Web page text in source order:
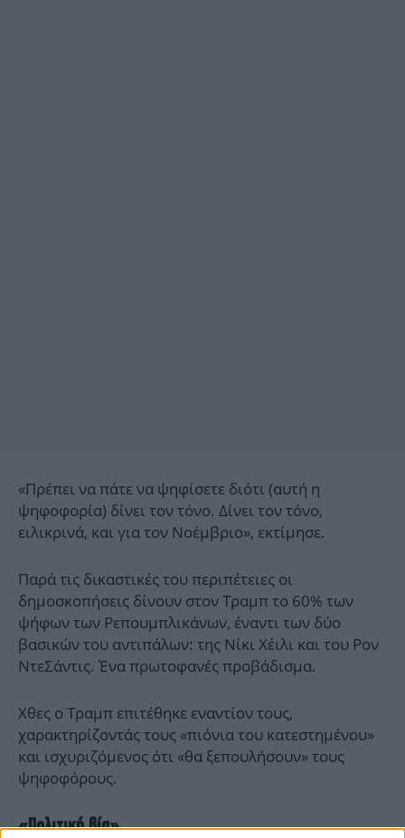
«Πρέπει να πάτε να ψηφίσετε διότι (αυτή η
ψηφοφορία) δίνει τον τόνο. Δίνει τον τόνο,
ειλικρινά, και για τον Νοέμβριο», εκτίμησε.
Παρά τις δικαστικές του περιπέτειες οι
δημοσκοπήσεις δίνουν στον Τραμπ το 60% των
ψήφων των Ρεπουμπλικάνων, έναντι των δύο
βασικών του αντιπάλων: της Νίκι Χέιλι και του Ρον
ΝτεΣάντις. Ένα πρωτοφανές προβάδισμα.
Χθες ο Τραμπ επιτέθηκε εναντίον τους,
χαρακτηρίζοντάς τους «πιόνια του κατεστημένου»
και ισχυριζόμενος ότι «θα ξεπουλήσουν» τους
ψηφοφόρους.
«Πολιτική βία»